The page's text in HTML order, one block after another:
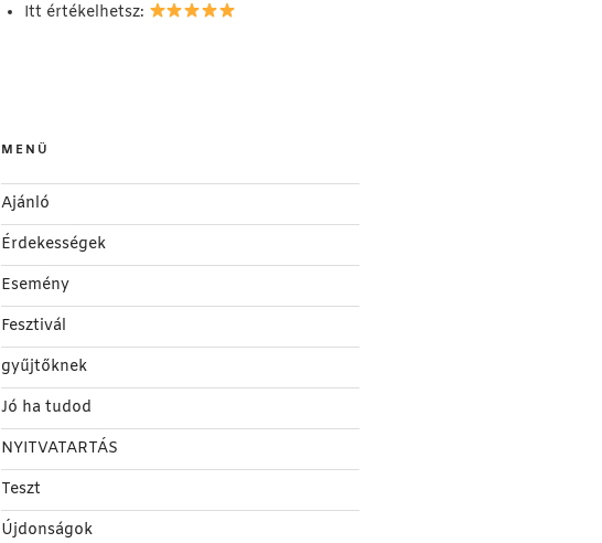
Itt értékelhetsz:
MENÜ
Ajánló
Érdekességek
Esemény
Fesztivál
gyűjtőknek
Jó ha tudod
NYITVATARTÁS
Teszt
Újdonságok